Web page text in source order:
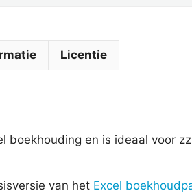
Licentie
boekhouding en is ideaal voor
van het Excel